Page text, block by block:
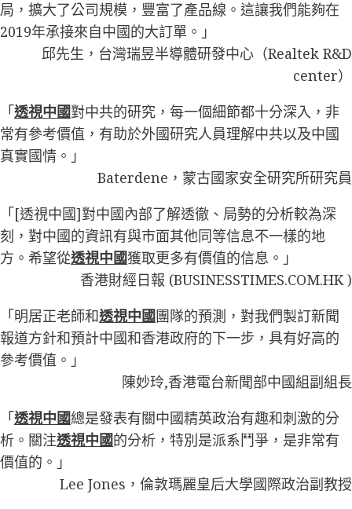
局，擴大了公司規模，豐富了產品線。這讓我們能夠在
2019年承接來自中國的大訂單。」
邱先生，台灣瑞昱半導體研發中心（Realtek R&D
center）
「透視中國對中共的研究，每一個細節都十分深入，非
常有參考價值，有助於外國研究人員理解中共以及中國
真實國情。」
Baterdene，蒙古國家安全研究所研究員
「[透視中國]對中國內部了解透徹、局勢的分析較為深
刻，對中國的資訊有與市面其他同等信息不一樣的地
方。希望從透視中國獲取更多有價值的信息。」
香港財經日報 (BUSINESSTIMES.COM.HK )
「明居正老師和透視中國團隊的預測，對我們製訂新聞
報道方針和預計中國和香港政府的下一步，具有好高的
參考價值。」
陳妙玲,香港電台新聞部中國組副組長
「透視中國總是發表有關中國精英政治有趣和刺激的分
析。關注透視中國的分析，特別是派系鬥爭，是非常有
價值的。」
Lee Jones，倫敦瑪麗皇后大學國際政治副教授